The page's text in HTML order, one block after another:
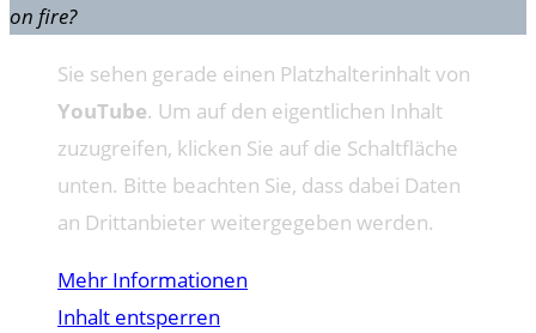
on fire?
Sie sehen gerade einen Platzhalterinhalt von
YouTube. Um auf den eigentlichen Inhalt
zuzugreifen, klicken Sie auf die Schaltfläche
unten. Bitte beachten Sie, dass dabei Daten
an Drittanbieter weitergegeben werden.
Mehr Informationen
Inhalt entsperren